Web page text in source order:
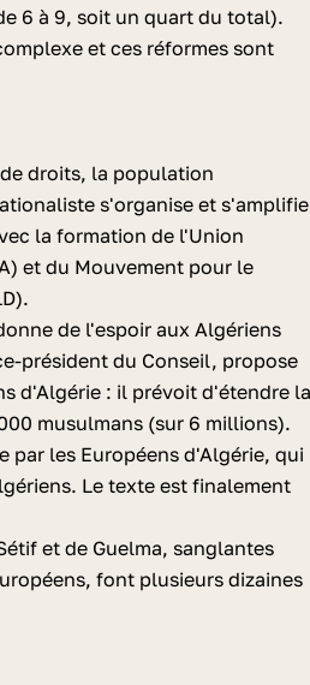
6 à 9, soit un quart du total).
et ces réformes sont
droits, la population
s'organise et
la formation de l'Union
et du Mouvement pour le
de l'espoir aux Algériens
président du Conseil, propose
d'Algérie : il prévoit d'étendre
musulmans (sur 6 millions).
par les Européens d'Algérie, qui
Le texte est finalement
et de Guelma, sanglantes
font plusieurs dizaines